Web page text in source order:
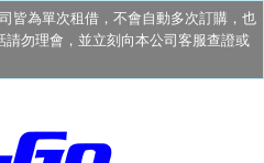
皆為單次租借，不會自動多次訂購，也
勿理會，並立刻向本公司客服查證或